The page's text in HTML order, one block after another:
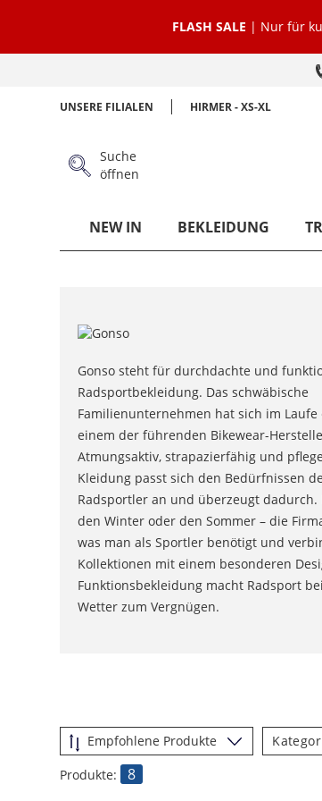
FLASH SALE | Nur für
UNSERE FILIALEN HIRMER - XS-XL
Suche
öffnen
NEW IN BEKLEIDUNG
Gonso steht für durchdachte und
Radsportbekleidung. Das schwäbische
Familienunternehmen hat sich im Laufe
einem der führenden Bikewear-
Atmungsaktiv, strapazierfähig und
Kleidung passt sich den Bedürfnissen
Radsportler an und überzeugt dadurch.
den Winter oder den Sommer – die
was man als Sportler benötigt und
Kollektionen mit einem besonderen
Funktionsbekleidung macht Radsport
Wetter zum Vergnügen.
Produkte:
8